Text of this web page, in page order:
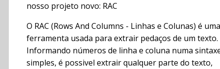
nosso projeto novo: RAC
O RAC (Rows And Columns - Linhas e Colunas) é uma
ferramenta usada para extrair pedaços de um texto.
Informando números de linha e coluna numa
simples, é possivel extrair qualquer parte do texto,